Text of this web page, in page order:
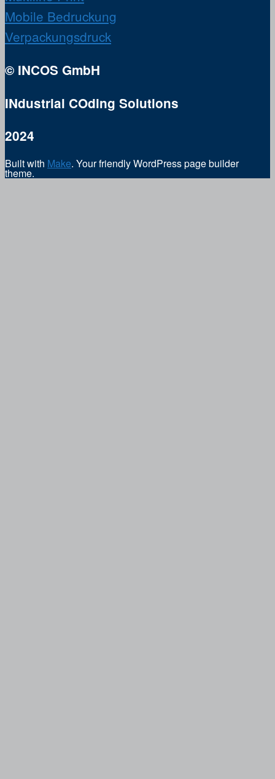
Mobile Bedruckung
Verpackungsdruck
© INCOS GmbH
INdustrial COding Solutions
2024
Built with Make. Your friendly WordPress page builder
theme.